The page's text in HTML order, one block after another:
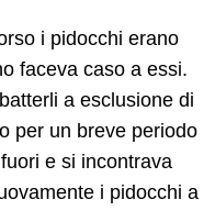
i pidocchi erano
faceva caso a essi.
a esclusione di
per un breve periodo
e si incontrava
i pidocchi a